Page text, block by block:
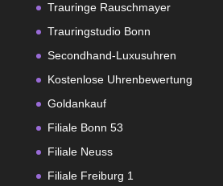
Trauringe Rauschmayer
Trauringstudio Bonn
Secondhand-Luxusuhren
Kostenlose Uhrenbewertung
Goldankauf
Filiale Bonn 53
Filiale Neuss
Filiale Freiburg 1